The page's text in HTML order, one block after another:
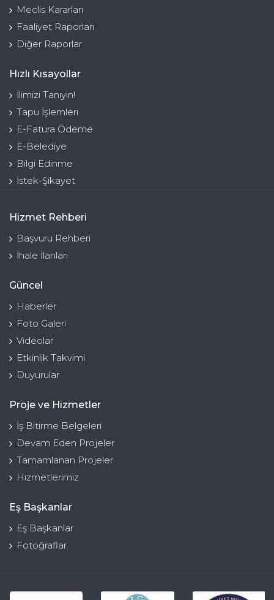
Meclis Kararları
Faaliyet Raporları
Diğer Raporlar
Hızlı Kısayollar
İlimizi Tanıyın!
Tapu İşlemleri
E-Fatura Ödeme
E-Belediye
Bilgi Edinme
İstek-Şikayet
Hizmet Rehberi
Başvuru Rehberi
İhale İlanları
Güncel
Haberler
Foto Galeri
Videolar
Etkinlik Takvimi
Duyurular
Proje ve Hizmetler
İş Bitirme Belgeleri
Devam Eden Projeler
Tamamlanan Projeler
Hizmetlerimiz
Eş Başkanlar
Eş Başkanlar
Fotoğraflar